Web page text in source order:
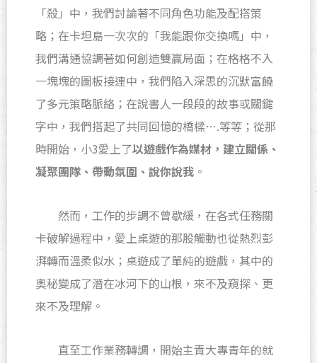
「殺」中，我們討論著不同角色功能及配搭策
略；在卡坦島一次次的「我能跟你交換嗎」中，
我們溝通協調著如何創造雙贏局面；在格格不入
一塊塊的圖板接連中，我們陷入深思的沉默富饒
了多元策略脈絡；在說書人一段段的故事或關鍵
字中，我們搭起了共同回憶的橋樑….等等；從那
時開始，小3愛上了以遊戲作為媒材，建立關係、
凝聚團隊、帶動氛圍、說你說我 。
然而，工作的步調不曾歇緩，在各式任務關
卡破解過程中，愛上桌遊的那股觸動也從熱烈彭
湃轉而溫柔似水；桌遊成了單純的遊戲，其中的
奧秘變成了潛在冰河下的山根，來不及窺探、更
來不及理解。
直至工作業務轉調，開始主責大專青年的就